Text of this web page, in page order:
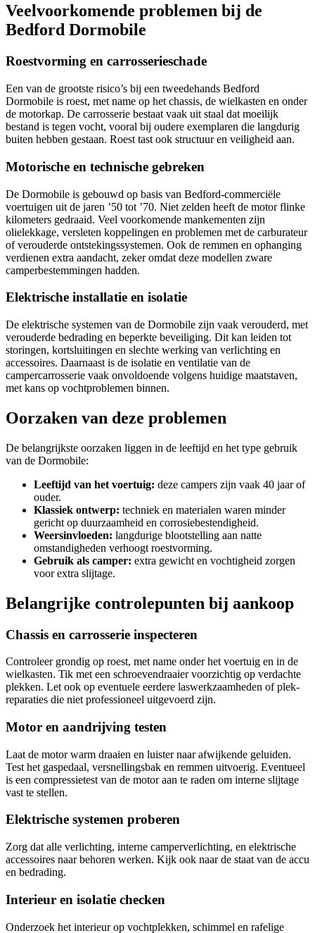
Veelvoorkomende problemen bij de
Bedford Dormobile
Roestvorming en carrosserieschade
Een van de grootste risico’s bij een tweedehands Bedford
Dormobile is roest, met name op het chassis, de wielkasten en onder
de motorkap. De carrosserie bestaat vaak uit staal dat moeilijk
bestand is tegen vocht, vooral bij oudere exemplaren die langdurig
buiten hebben gestaan. Roest tast ook structuur en veiligheid aan.
Motorische en technische gebreken
De Dormobile is gebouwd op basis van Bedford-commerciële
voertuigen uit de jaren ’50 tot ’70. Niet zelden heeft de motor flinke
kilometers gedraaid. Veel voorkomende mankementen zijn
olielekkage, versleten koppelingen en problemen met de carburateur
of verouderde ontstekingssystemen. Ook de remmen en ophanging
verdienen extra aandacht, zeker omdat deze modellen zware
camperbestemmingen hadden.
Elektrische installatie en isolatie
De elektrische systemen van de Dormobile zijn vaak verouderd, met
verouderde bedrading en beperkte beveiliging. Dit kan leiden tot
storingen, kortsluitingen en slechte werking van verlichting en
accessoires. Daarnaast is de isolatie en ventilatie van de
campercarrosserie vaak onvoldoende volgens huidige maatstaven,
met kans op vochtproblemen binnen.
Oorzaken van deze problemen
De belangrijkste oorzaken liggen in de leeftijd en het type gebruik
van de Dormobile:
Leeftijd van het voertuig: deze campers zijn vaak 40 jaar of
ouder.
Klassiek ontwerp: techniek en materialen waren minder
gericht op duurzaamheid en corrosiebestendigheid.
Weersinvloeden: langdurige blootstelling aan natte
omstandigheden verhoogt roestvorming.
Gebruik als camper: extra gewicht en vochtigheid zorgen
voor extra slijtage.
Belangrijke controlepunten bij aankoop
Chassis en carrosserie inspecteren
Controleer grondig op roest, met name onder het voertuig en in de
wielkasten. Tik met een schroevendraaier voorzichtig op verdachte
plekken. Let ook op eventuele eerdere laswerkzaamheden of plek-
reparaties die niet professioneel uitgevoerd zijn.
Motor en aandrijving testen
Laat de motor warm draaien en luister naar afwijkende geluiden.
Test het gaspedaal, versnellingsbak en remmen uitvoerig. Eventueel
is een compressietest van de motor aan te raden om interne slijtage
vast te stellen.
Elektrische systemen proberen
Zorg dat alle verlichting, interne camperverlichting, en elektrische
accessoires naar behoren werken. Kijk ook naar de staat van de accu
en bedrading.
Interieur en isolatie checken
Onderzoek het interieur op vochtplekken, schimmel en rafelige